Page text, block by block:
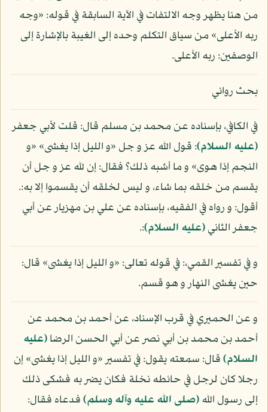
من هنا يظهر وجه الالتفات في الآية السابقة في قوله: «وجه
ربه الأعلى» من سياق التكلم وحده إلى الغيبة بالإشارة إلى
الوصفين: ربه الأعلى.
بحث روائي
في الكافي، بإسناده عن محمد بن مسلم قال: قلت لأبي جعفر
(عليه السلام): قول الله عز و جل «و الليل إذا يغشى» «و
النجم إذا هوى» و ما أشبه ذلك؟ فقال: إن لله عز و جل أن
يقسم من خلقه بما شاء، و ليس لخلقه أن يقسموا إلا به:.
أقول: و رواه في الفقيه، بإسناده عن علي بن مهزيار عن أبي
جعفر الثاني(عليه السلام):.
و في تفسير القمي،: في قوله تعالى: «و الليل إذا يغشى» قال:
حين يغشى النهار و هو قسم.
و عن الحميري في قرب الإسناد، عن أحمد بن محمد عن
أحمد بن محمد بن أبي نصر عن أبي الحسن الرضا(عليه
السلام)قال: سمعته يقول: في تفسير «و الليل إذا يغشى» إن
رجلا كان لرجل في حائطه نخلة فكان يضر به فشكى ذلك
إلى رسول الله(صلى الله عليه وآله وسلم)فدعاه فقال: